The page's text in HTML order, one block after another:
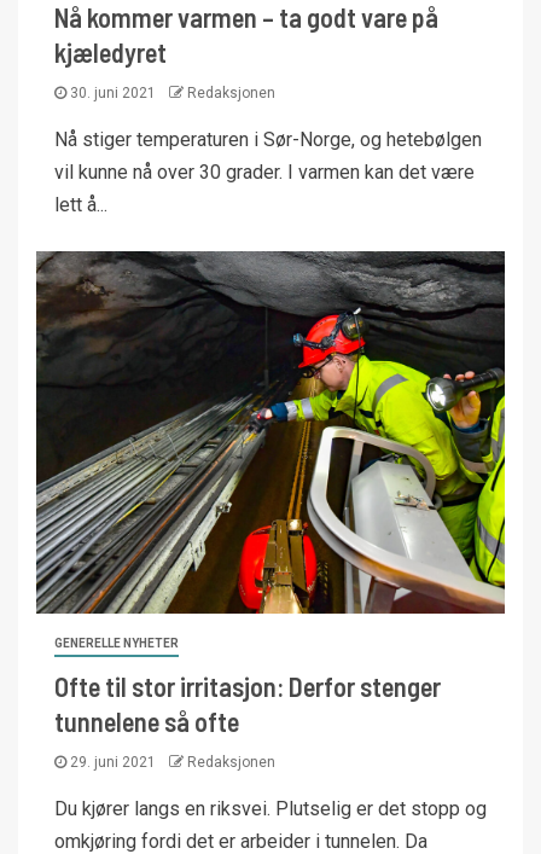
Nå kommer varmen – ta godt vare på
kjæledyret
30. juni 2021 Redaksjonen
Nå stiger temperaturen i Sør-Norge, og hetebølgen
vil kunne nå over 30 grader. I varmen kan det være
lett å...
GENERELLE NYHETER
Ofte til stor irritasjon: Derfor stenger
tunnelene så ofte
29. juni 2021 Redaksjonen
Du kjører langs en riksvei. Plutselig er det stopp og
omkjøring fordi det er arbeider i tunnelen. Da